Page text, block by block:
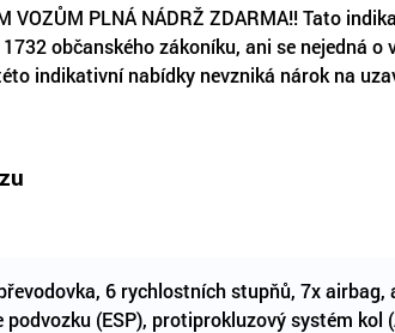
VOZŮM PLNÁ NÁDRŽ ZDARMA!! Tato
občanského zákoníku, ani se nejedná
indikativní nabídky nevzniká nárok na
6 rychlostních stupňů, 7x airbag,
(ESP), protiprokluzový systém kol